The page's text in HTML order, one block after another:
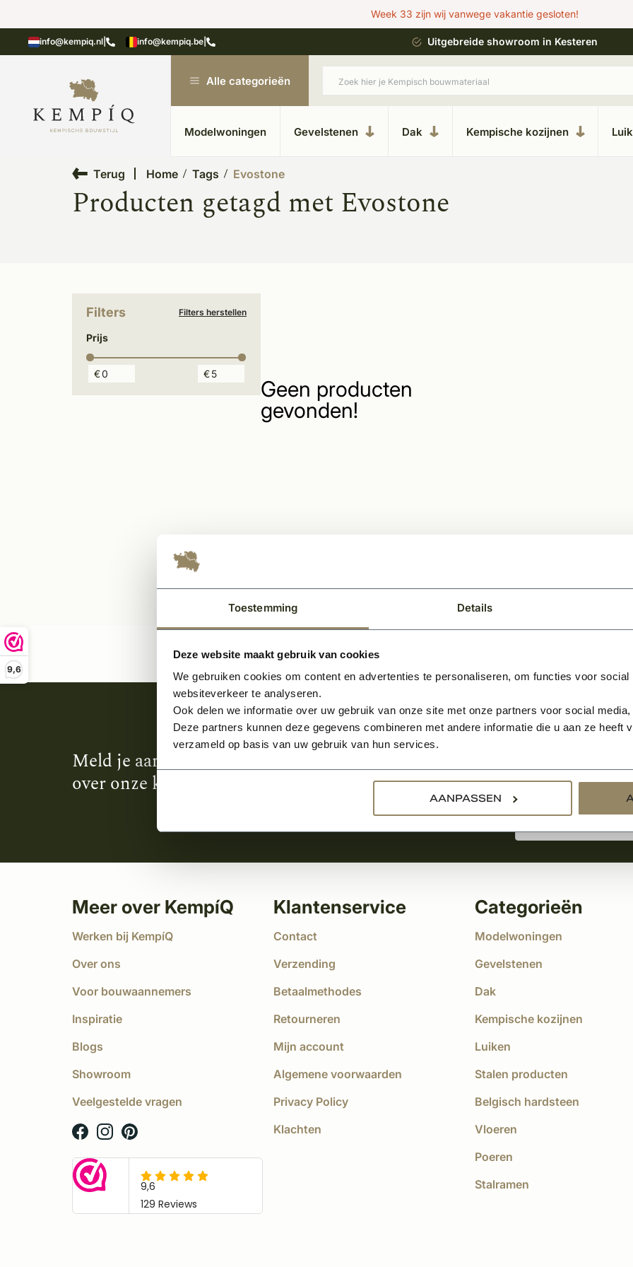
Toestemming Details
Deze website maakt gebruik van cookies
We gebruiken cookies om content en advertenties te personaliseren, om functies voor
websiteverkeer te analyseren.
Ook delen we informatie over uw gebruik van onze site met onze partners voor social
Deze partners kunnen deze gegevens combineren met andere informatie die u aan ze heeft
verzameld op basis van uw gebruik van hun services.
AANPASSEN
9,6
Week 33 zijn wij vanwege vakantie gesloten!
info@kempiq.nl info@kempiq.be
in kempische bouwstijl Meer dan 20 jaar ervaring Uitgebreide showroom in Kesteren
Alle categorieën
Modelwoningen Gevelstenen Dak Kempische kozijnen
Terug Home Tags Evostone
Producten getagd met Evostone
Filters Filters herstellen
Prijs
€ €
Geen producten
gevonden!
Meld je aan en ontvang het laatste nieuws
over onze kempische bouwstijl!
Aanmelden voor de
Meer over KempíQ
Werken bij KempíQ
Over ons
Voor bouwaannemers
Inspiratie
Blogs
Showroom
Veelgestelde vragen
Klantenservice
Contact
Verzending
Betaalmethodes
Retourneren
Mijn account
Algemene voorwaarden
Privacy Policy
Klachten
Categorieën
Modelwoningen
Gevelstenen
Dak
Kempische kozijnen
Luiken
Stalen producten
Belgisch hardsteen
Vloeren
Poeren
Stalramen